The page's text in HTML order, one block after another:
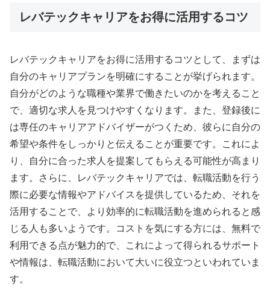
レバテックキャリアをお得に活用するコツ
レバテックキャリアをお得に活用するコツとして、まずは
自分のキャリアプランを明確にすることが挙げられます。
自分がどのような職種や業界で働きたいのかを考えること
で、適切な求人を見つけやすくなります。また、登録後に
は専任のキャリアアドバイザーがつくため、彼らに自分の
希望や条件をしっかりと伝えることが重要です。これによ
り、自分に合った求人を提案してもらえる可能性が高まり
ます。さらに、レバテックキャリアでは、転職活動を行う
際に必要な情報やアドバイスを提供しているため、それを
活用することで、より効率的に転職活動を進められると感
じる人も多いようです。コストを気にする方には、無料で
利用できる点が魅力的で、これによって得られるサポート
や情報は、転職活動において大いに役立つといわれていま
す。